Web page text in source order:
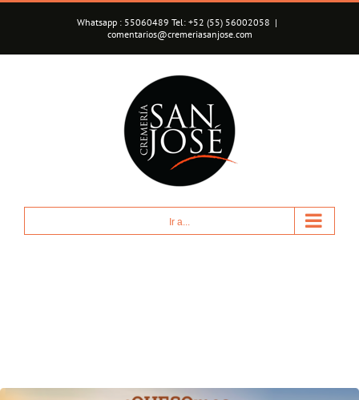
Whatsapp : 55060489 Tel: +52 (55) 56002058 |
comentarios@cremeriasanjose.com
Ir a...